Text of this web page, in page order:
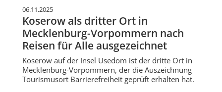
06.11.2025
Koserow als dritter Ort in
Mecklenburg-Vorpommern nach
Reisen für Alle ausgezeichnet
Koserow auf der Insel Usedom ist der dritte Ort in
Mecklenburg-Vorpommern, der die Auszeichnung
Tourismusort Barrierefreiheit geprüft erhalten hat.